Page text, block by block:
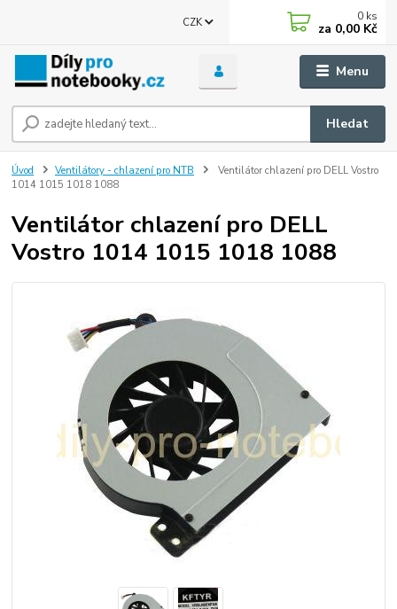
Menu
CZK
Hledat
0 ks
za 0,00 Kč
Úvod Ventilátory - chlazení pro NTB
Ventilátor chlazení pro DELL Vostro
1014 1015 1018 1088
Ventilátor chlazení pro DELL
Vostro 1014 1015 1018 1088